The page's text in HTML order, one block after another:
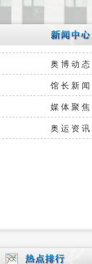
奥博动态
馆长新闻
媒体聚焦
奥运资讯